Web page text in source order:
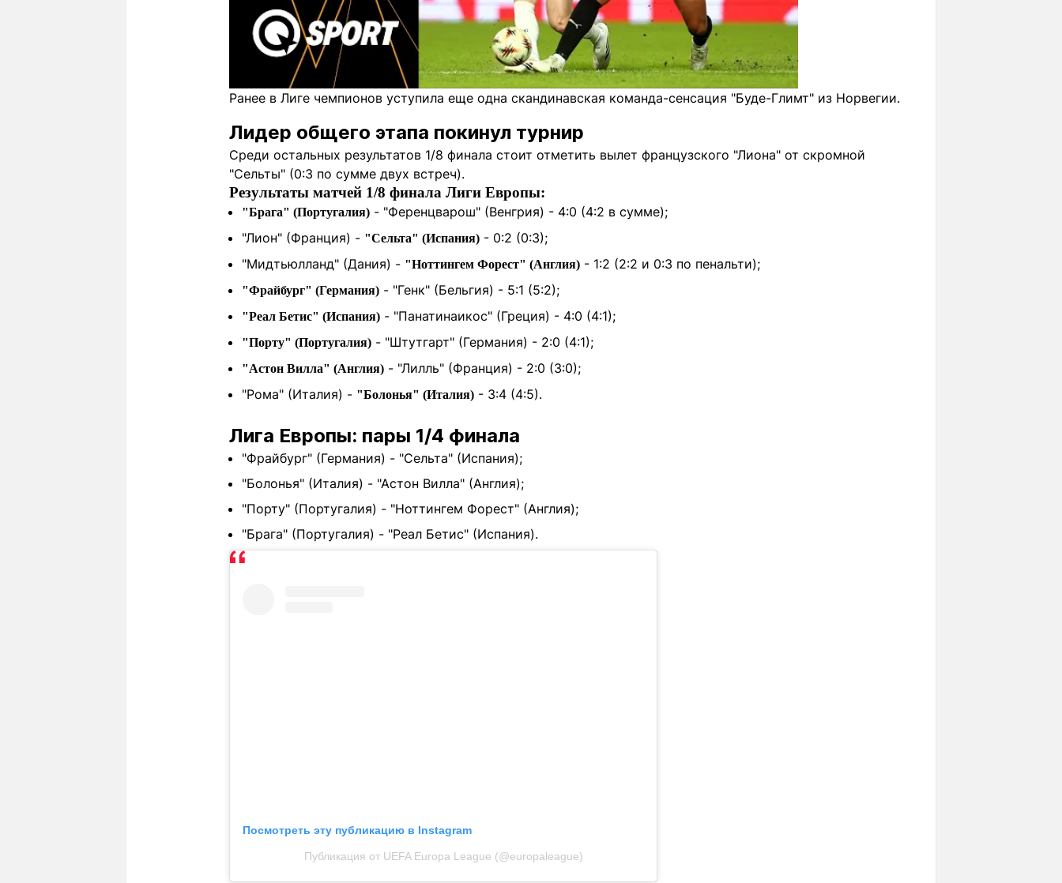
Ранее в Лиге чемпионов уступила еще одна скандинавская команда-сенсация "Буде-Глимт" из Норвегии.
Лидер общего этапа покинул турнир
Среди остальных результатов 1/8 финала стоит отметить вылет французского "Лиона" от скромной
"Сельты" (0:3 по сумме двух встреч).
Результаты матчей 1/8 финала Лиги Европы:
"Брага" (Португалия) - "Ференцварош" (Венгрия) - 4:0 (4:2 в сумме);
"Лион" (Франция) - "Сельта" (Испания) - 0:2 (0:3);
"Мидтьюлланд" (Дания) - "Ноттингем Форест" (Англия) - 1:2 (2:2 и 0:3 по пенальти);
"Фрайбург" (Германия) - "Генк" (Бельгия) - 5:1 (5:2);
"Реал Бетис" (Испания) - "Панатинаикос" (Греция) - 4:0 (4:1);
"Порту" (Португалия) - "Штутгарт" (Германия) - 2:0 (4:1);
"Астон Вилла" (Англия) - "Лилль" (Франция) - 2:0 (3:0);
"Рома" (Италия) - "Болонья" (Италия) - 3:4 (4:5).
Лига Европы: пары 1/4 финала
"Фрайбург" (Германия) - "Сельта" (Испания);
"Болонья" (Италия) - "Астон Вилла" (Англия);
"Порту" (Португалия) - "Ноттингем Форест" (Англия);
"Брага" (Португалия) - "Реал Бетис" (Испания).
Посмотреть эту публикацию в Instagram
Публикация от UEFA Europa League (@europaleague)